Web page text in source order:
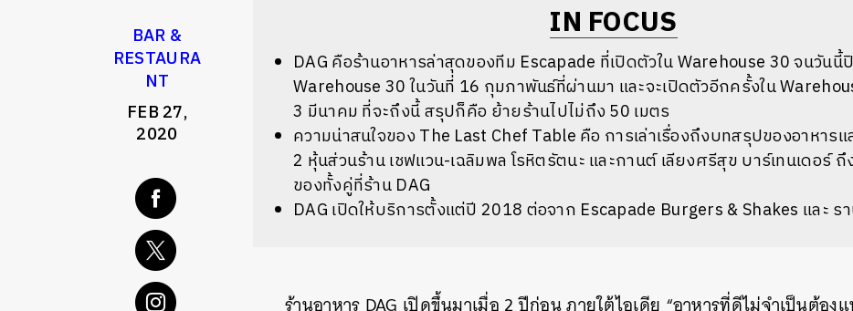
BAR &
RESTAURA
NT
FEB 27,
2020
IN FOCUS
DAG คือร้านอาหารล่าสุดของทีม Escapade ที่เปิดตัวใน Warehouse 30 จนวันนี้
Warehouse 30 ในวันที่ 16 กุมภาพันธ์ที่ผ่านมา และจะเปิดตัวอีกครั้งใน
3 มีนาคม ที่จะถึงนี้ สรุปก็คือ ย้ายร้านไปไม่ถึง 50 เมตร
ความน่าสนใจของ The Last Chef Table คือ การเล่าเรื่องถึงบทสรุปของอาหารแ
2 หุ้นส่วนร้าน เชฟแวน-เฉลิมพล โรหิตรัตนะ และกานต์ เลียงศรีสุข บาร์เทนเดอร์
ของทั้งคู่ที่ร้าน DAG
DAG เปิดให้บริการตั้งแต่ปี 2018 ต่อจาก Escapade Burgers & Shakes และ ร